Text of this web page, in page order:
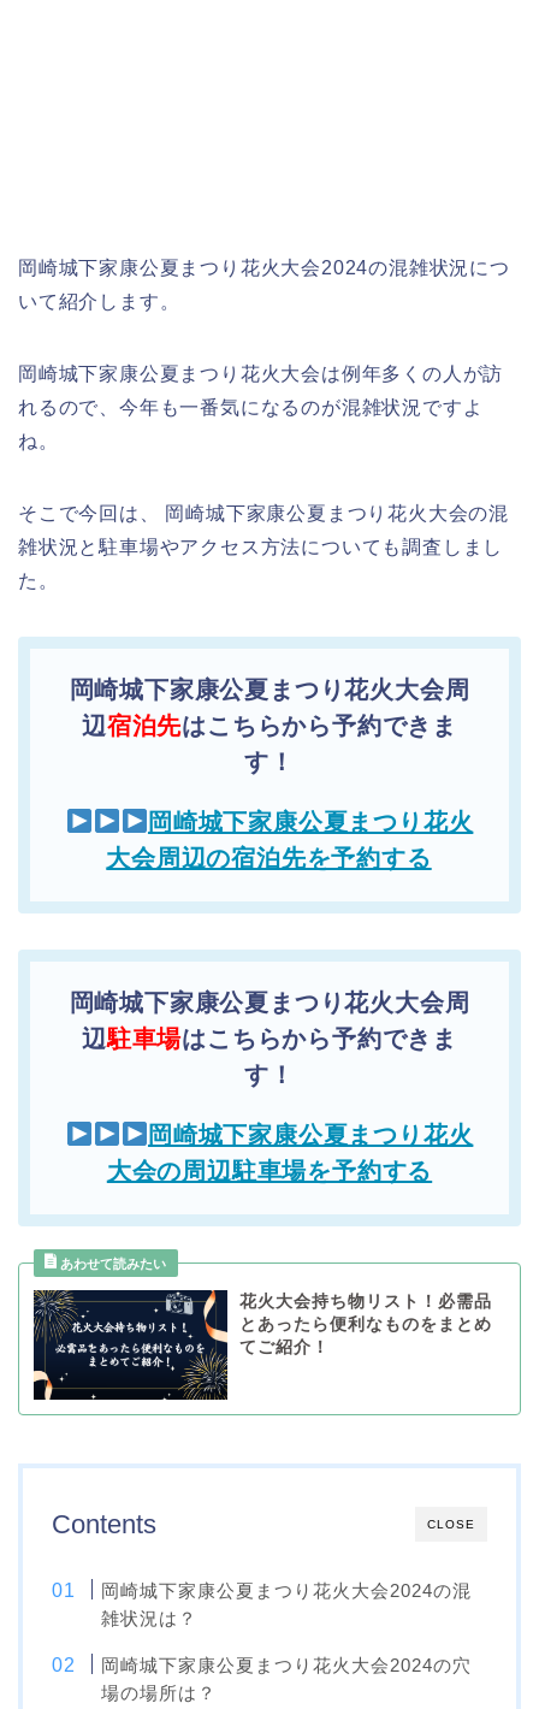
岡崎城下家康公夏まつり花火大会2024の混雑状況につ
いて紹介します。
岡崎城下家康公夏まつり花火大会は例年多くの人が訪
れるので、今年も一番気になるのが混雑状況ですよ
ね。
そこで今回は、 岡崎城下家康公夏まつり花火大会の混
雑状況と駐車場やアクセス方法についても調査しまし
た。
岡崎城下家康公夏まつり花火大会周
辺宿泊先はこちらから予約できま
す！
岡崎城下家康公夏まつり花火
大会周辺の宿泊先を予約する
岡崎城下家康公夏まつり花火大会周
辺駐車場はこちらから予約できま
す！
岡崎城下家康公夏まつり花火
大会の周辺駐車場を予約する
花火大会持ち物リスト！必需品
とあったら便利なものをまとめ
てご紹介！
CLOSE
Contents
岡崎城下家康公夏まつり花火大会2024の混
雑状況は？
岡崎城下家康公夏まつり花火大会2024の穴
場の場所は？